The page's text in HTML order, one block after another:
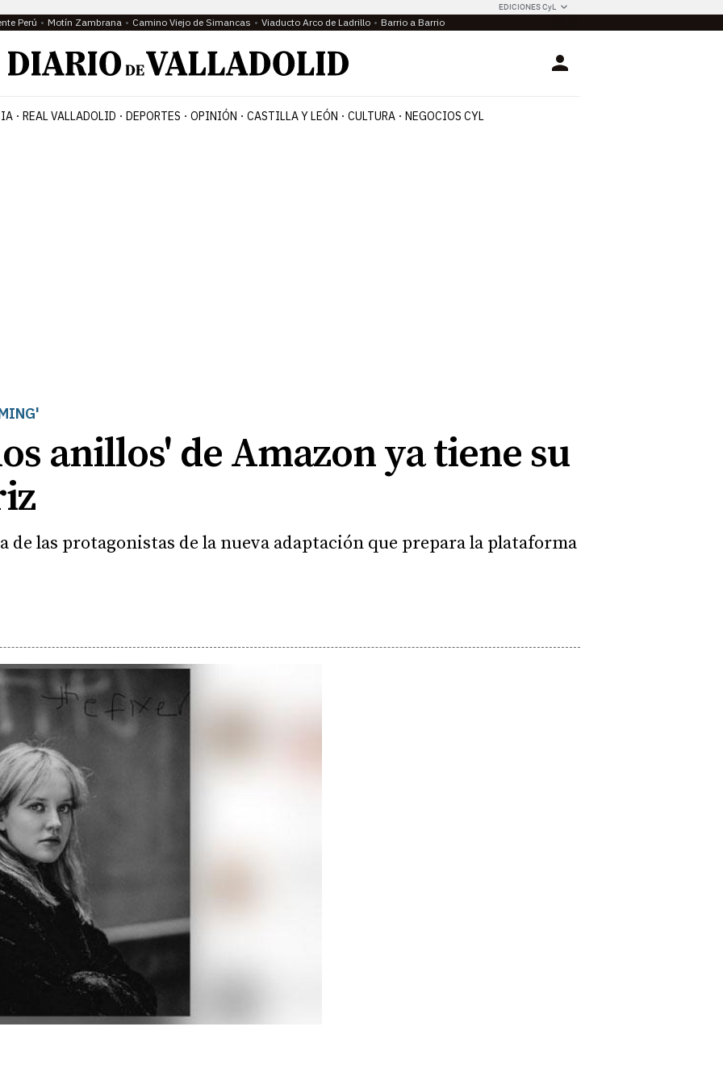
EDICIONES CyL
Perú Motín Zambrana Camino Viejo de Simancas Viaducto Arco de Ladrillo Barrio a Barrio
Login
REAL VALLADOLID DEPORTES OPINIÓN CASTILLA Y LEÓN CULTURA NEGOCIOS CYL
anillos' de Amazon ya tiene su
de las protagonistas de la nueva adaptación que prepara la plataforma